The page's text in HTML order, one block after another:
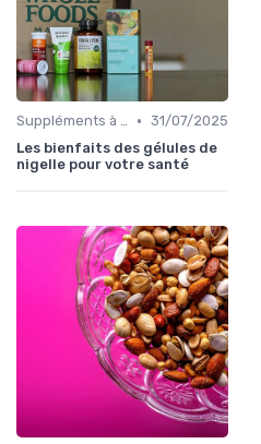
Suppléments à base de plantes • 31/07/2025
Les bienfaits des gélules de
nigelle pour votre santé